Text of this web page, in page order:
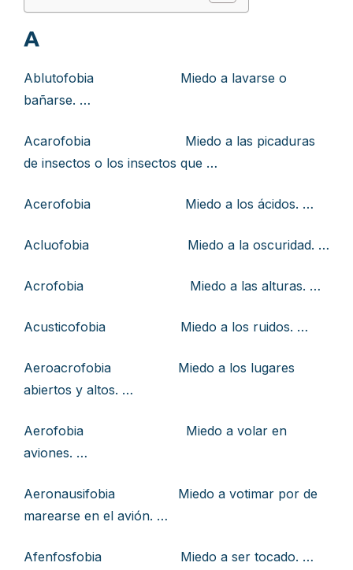
A
Ablutofobia Miedo a lavarse o
bañarse. …
Acarofobia Miedo a las picaduras
de insectos o los insectos que …
Acerofobia Miedo a los ácidos. …
Acluofobia Miedo a la oscuridad. …
Acrofobia Miedo a las alturas. …
Acusticofobia Miedo a los ruidos. …
Aeroacrofobia Miedo a los lugares
abiertos y altos. …
Aerofobia Miedo a volar en
aviones. …
Aeronausifobia Miedo a votimar por de
marearse en el avión. …
Afenfosfobia Miedo a ser tocado. …